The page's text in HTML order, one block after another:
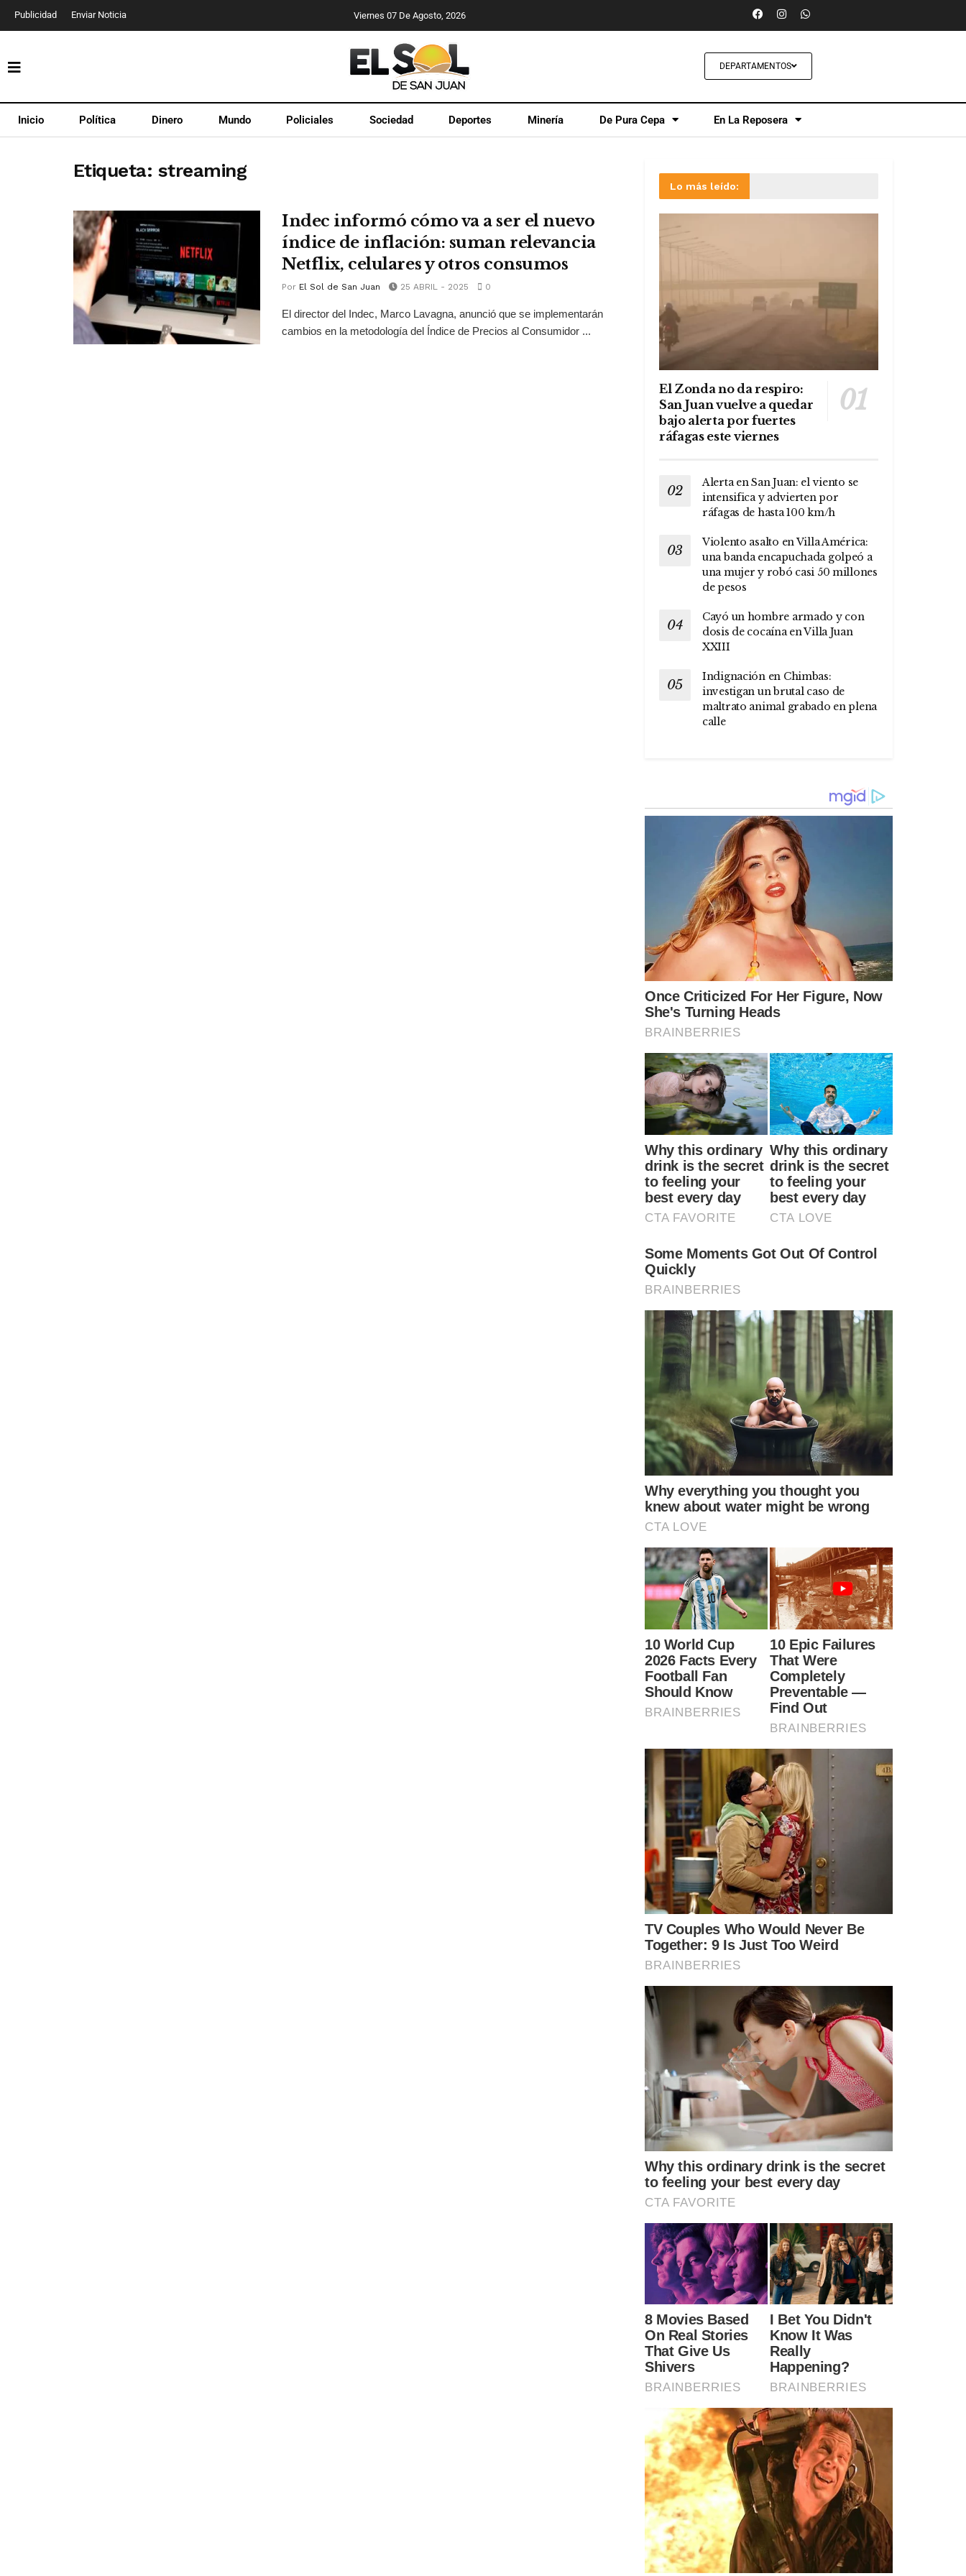
Publicidad Enviar Noticia Viernes 07 De Agosto, 2026
DEPARTAMENTOS
Inicio Política Dinero Mundo Policiales Sociedad Deportes Minería De Pura Cepa En La Reposera
Etiqueta: streaming
Indec informó cómo va a ser el nuevo
índice de inflación: suman relevancia
Netflix, celulares y otros consumos
Por El Sol de San Juan 25 ABRIL - 2025 0
El director del Indec, Marco Lavagna, anunció que se implementarán
cambios en la metodología del Índice de Precios al Consumidor ...
Lo más leído:
El Zonda no da respiro:
San Juan vuelve a quedar
bajo alerta por fuertes
ráfagas este viernes
Alerta en San Juan: el viento se
intensifica y advierten por
ráfagas de hasta 100 km/h
Violento asalto en Villa América:
una banda encapuchada golpeó a
una mujer y robó casi 50 millones
de pesos
Cayó un hombre armado y con
dosis de cocaína en Villa Juan
XXIII
Indignación en Chimbas:
investigan un brutal caso de
maltrato animal grabado en plena
calle